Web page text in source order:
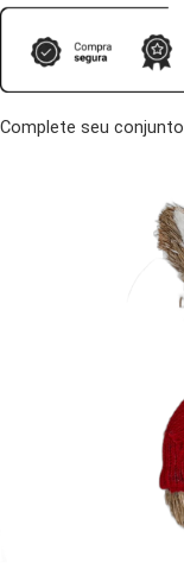
Complete seu conjunto